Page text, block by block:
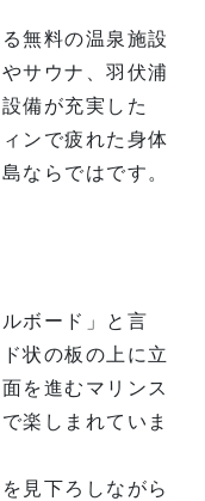
無料の温泉施設
サウナ、羽伏浦
備が充実した
ンで疲れた身体
ならではです。
ボード」と言
状の板の上に立
を進むマリンス
楽しまれていま
見下ろしながら